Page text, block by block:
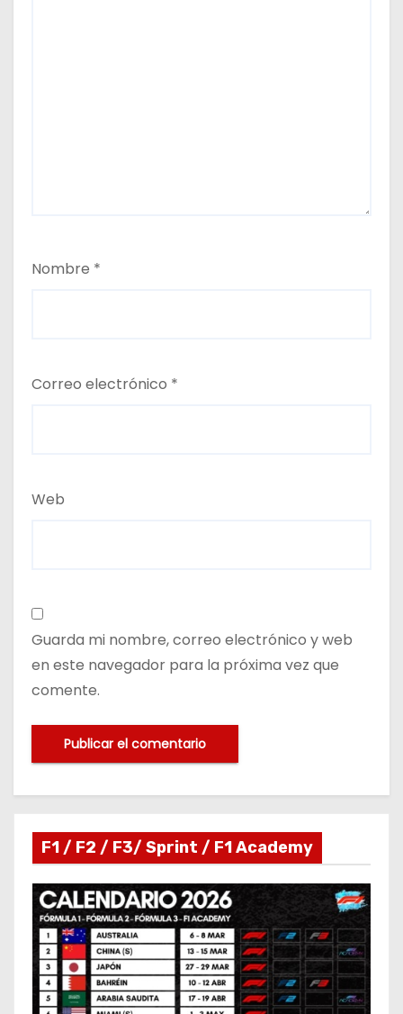
Nombre *
Correo electrónico *
Web
Guarda mi nombre, correo electrónico y web
en este navegador para la próxima vez que
comente.
F1 / F2 / F3/ Sprint / F1 Academy